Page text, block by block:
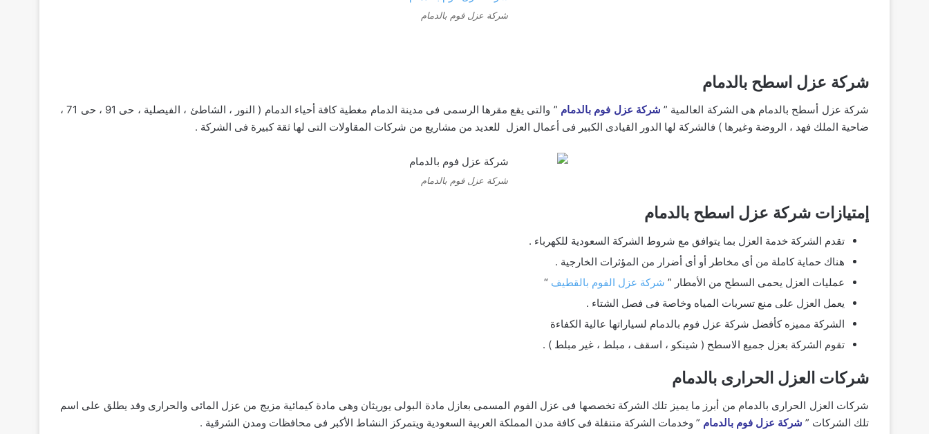
شركة عزل فوم بالدمام
شركة عزل اسطح بالدمام
شركة عزل أسطح بالدمام هى الشركة العالمية ” شركة عزل فوم بالدمام
” والتى يقع مقرها الرسمى فى مدينة الدمام مغطية كافة أحياء الدمام ( النور ، الشاطئ ، الفيصلية ، حى 91 ، حى 71 ،
ضاحية الملك فهد ، الروضة وغيرها ) فالشركة لها الدور القيادى الكبير فى أعمال العزل للعديد من مشاريع من شركات المقاولات التى لها ثقة كبيرة فى الشركة .
شركة عزل فوم بالدمام
إمتيازات شركة عزل اسطح بالدمام
تقدم الشركة خدمة العزل بما يتوافق مع شروط الشركة السعودية للكهرباء .
هناك حماية كاملة من أى مخاطر أو أى أضرار من المؤثرات الخارجية .
عمليات العزل يحمى السطح من الأمطار ” شركة عزل الفوم بالقطيف “
يعمل العزل على منع تسربات المياه وخاصة فى فصل الشتاء .
الشركة مميزه كأفضل شركة عزل فوم بالدمام لسياراتها عالية الكفاءة
تقوم الشركة بعزل جميع الاسطح ( شينكو ، اسقف ، مبلط ، غير مبلط ) .
شركات العزل الحرارى بالدمام
شركات العزل الحرارى بالدمام من أبرز ما يميز تلك الشركة تخصصها فى عزل الفوم المسمى بعازل مادة البولى يوريثان وهى مادة كيمائية مزيج من عزل المائى والحرارى وقد يطلق على اسم
تلك الشركات ” شركة عزل فوم بالدمام ” وخدمات الشركة متنقلة فى كافة مدن المملكة العربية السعودية ويتمركز النشاط الأكبر فى محافظات ومدن الشرقية .